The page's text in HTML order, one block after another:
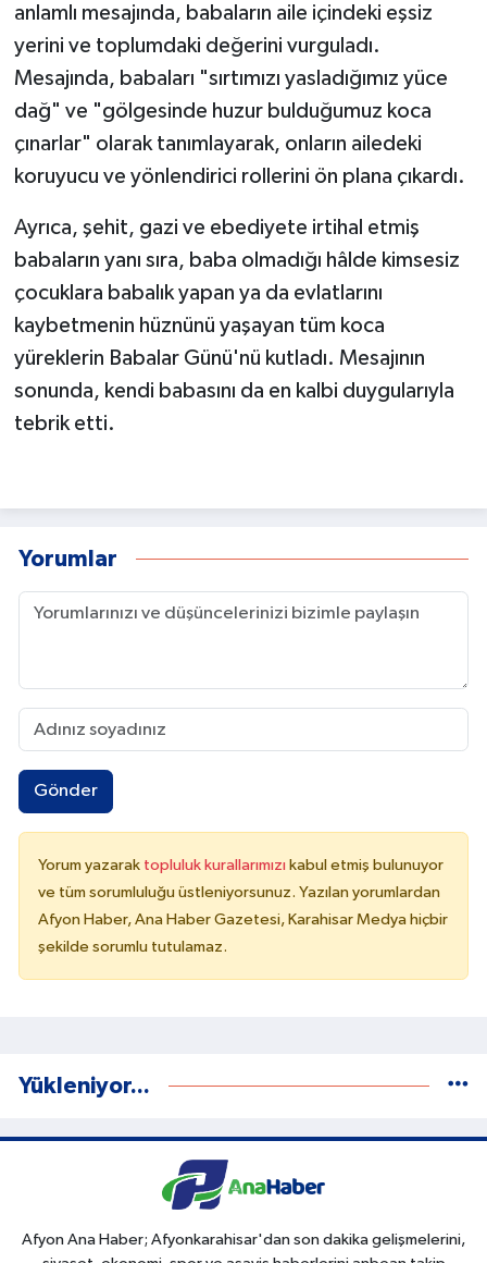
anlamlı mesajında, babaların aile içindeki eşsiz
yerini ve toplumdaki değerini vurguladı.
Mesajında, babaları "sırtımızı yasladığımız yüce
dağ" ve "gölgesinde huzur bulduğumuz koca
çınarlar" olarak tanımlayarak, onların ailedeki
koruyucu ve yönlendirici rollerini ön plana çıkardı.
Ayrıca, şehit, gazi ve ebediyete irtihal etmiş
babaların yanı sıra, baba olmadığı hâlde kimsesiz
çocuklara babalık yapan ya da evlatlarını
kaybetmenin hüznünü yaşayan tüm koca
yüreklerin Babalar Günü'nü kutladı. Mesajının
sonunda, kendi babasını da en kalbi duygularıyla
tebrik etti.
Yorumlar
Gönder
Yorum yazarak topluluk kurallarımızı kabul etmiş bulunuyor
ve tüm sorumluluğu üstleniyorsunuz. Yazılan yorumlardan
Afyon Haber, Ana Haber Gazetesi, Karahisar Medya hiçbir
şekilde sorumlu tutulamaz.
Yükleniyor...
Afyon Ana Haber; Afyonkarahisar'dan son dakika gelişmelerini,